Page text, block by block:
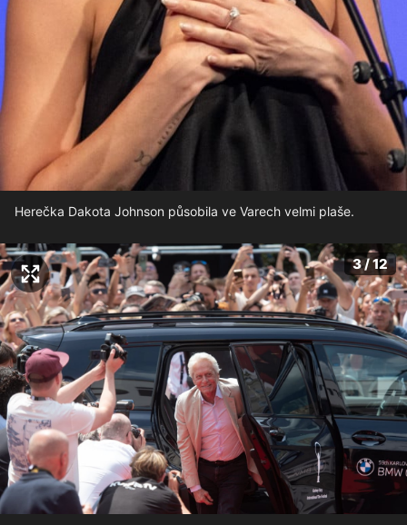
Herečka Dakota Johnson působila ve Varech velmi plaše.
3 / 12